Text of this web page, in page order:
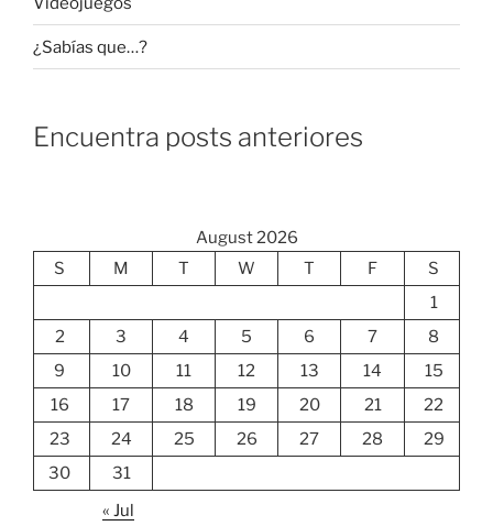
¿Sabías que…?
Encuentra posts anteriores
August 2026
S
M T W T F
S
1
2
3 4 5 6 7
8
9
10 11 12 13 14
15
16
17 18 19 20 21
22
23
24 25 26 27 28
29
30
31
« Jul